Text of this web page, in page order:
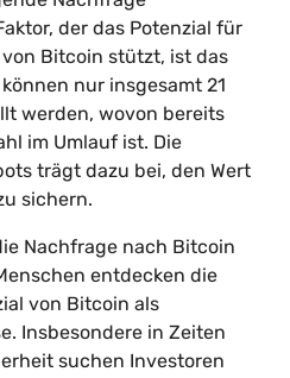
der das Potenzial für
Bitcoin stützt, ist das
nur insgesamt 21
werden, wovon bereits
im Umlauf ist. Die
trägt dazu bei, den Wert
sichern.
Nachfrage nach Bitcoin
entdecken die
von Bitcoin als
Insbesondere in Zeiten
suchen Investoren